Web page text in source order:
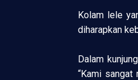
Kolam lele
diharapkan
Dalam
“Kami